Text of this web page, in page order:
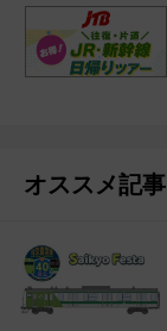
オススメ記事